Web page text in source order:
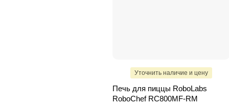
Уточнить наличие и цену
Печь для пиццы RoboLabs
RoboChef RC800MF-RM